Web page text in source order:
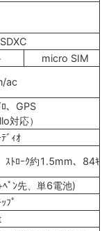
micro SIM
ac
、GPS
対応）
ﾞｨｵ
ｽﾄﾛｰｸ約1.5mm、84ｷｰ
ﾟﾝ先、単6電池)
ﾌﾟ